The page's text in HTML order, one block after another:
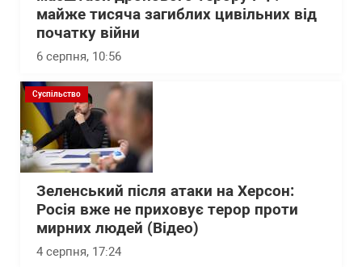
майже тисяча загиблих цивільних від
початку війни
6 серпня, 10:56
Суспільство
Зеленський після атаки на Херсон:
Росія вже не приховує терор проти
мирних людей (Відео)
4 серпня, 17:24